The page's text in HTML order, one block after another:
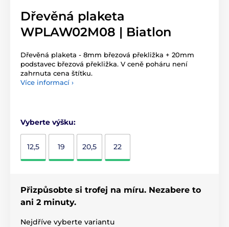
Dřevěná plaketa
WPLAW02M08 | Biatlon
Dřevěná plaketa - 8mm březová překližka + 20mm
podstavec březová překližka. V ceně poháru není
zahrnuta cena štítku.
Více informací ›
Vyberte výšku:
12,5 19 20,5 22
Přizpůsobte si trofej na míru. Nezabere to
ani 2 minuty.
Nejdříve vyberte variantu